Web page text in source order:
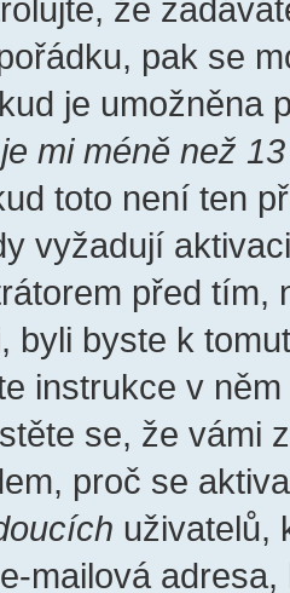
že
pak se
je umožněna
mi méně než
toto není ten
vyžadují
před tím,
byli byste k
instrukce v
se, že vámi
proč se
uživatelů,
mailová